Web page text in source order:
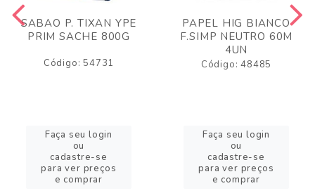
SABAO P. TIXAN YPE
PRIM SACHE 800G
Código: 54731
Faça seu login
ou
cadastre-se
para ver preços
e comprar
PAPEL HIG BIANCO
F.SIMP NEUTRO 60M
4UN
Código: 48485
Faça seu login
ou
cadastre-se
para ver preços
e comprar